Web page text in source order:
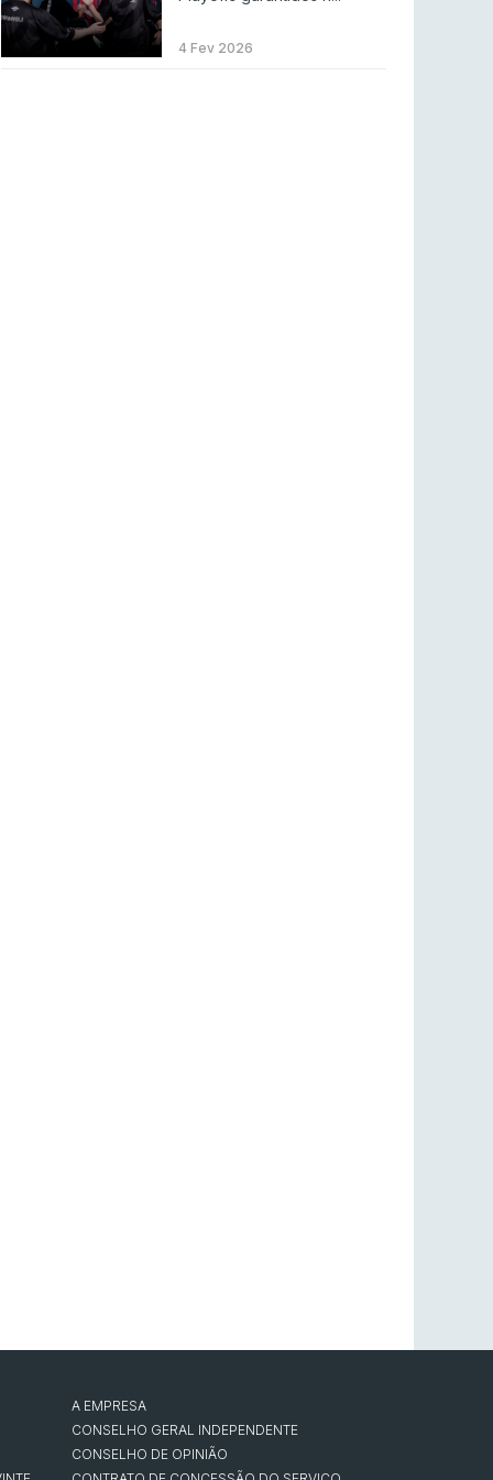
Betclic renova parceria com a RTP Arena para
a época 2026/27
4 Fev 2026
A EMPRESA
CONSELHO GERAL INDEPENDENTE
CONSELHO DE OPINIÃO